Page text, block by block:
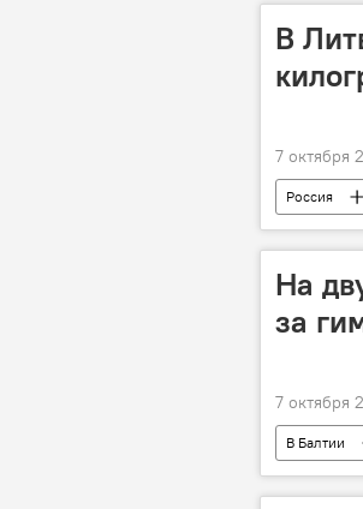
В
7 октября
Россия
На
за
7 октября
В Балтии
русофобия